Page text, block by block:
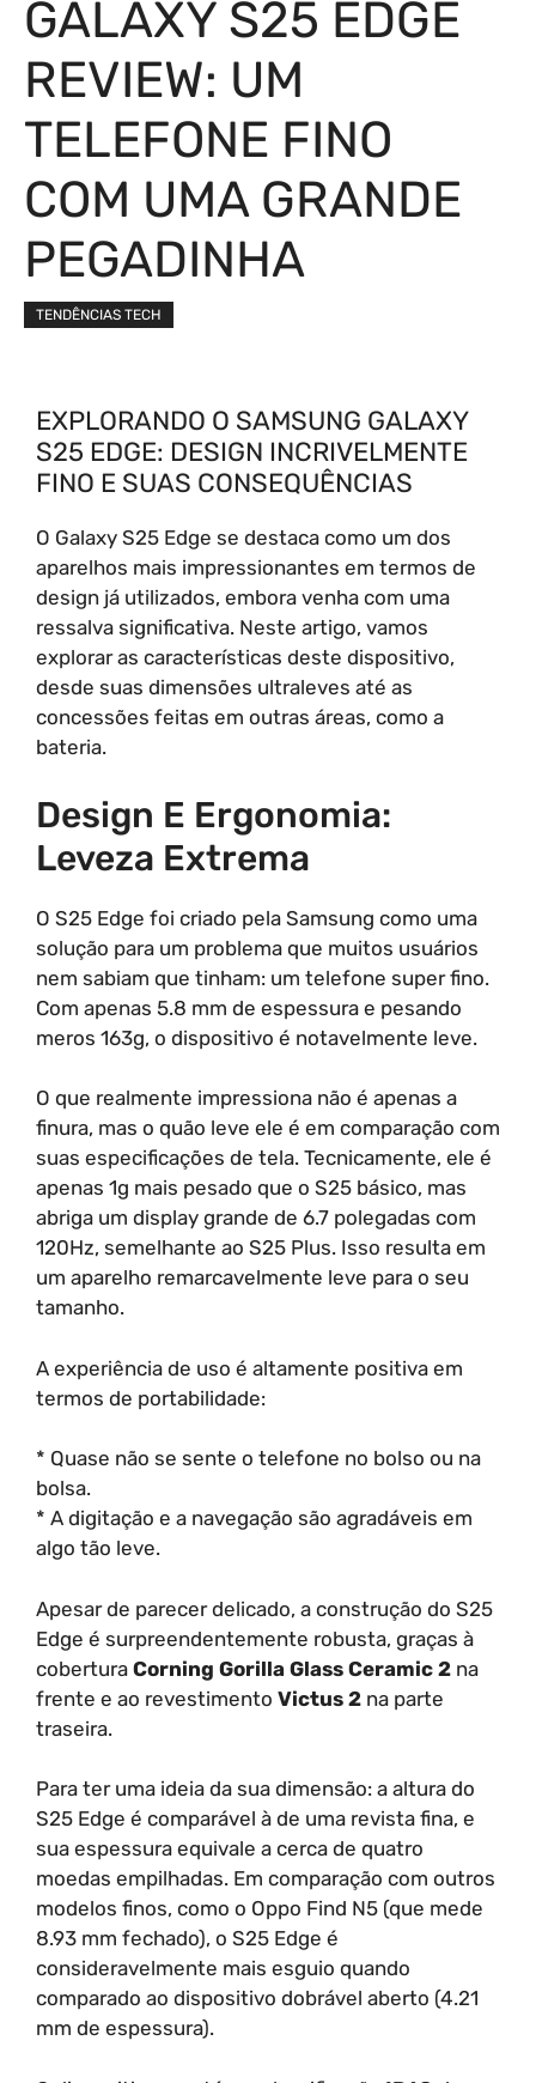
GALAXY S25 EDGE
REVIEW: UM
TELEFONE FINO
COM UMA GRANDE
PEGADINHA
TENDÊNCIAS TECH
EXPLORANDO O SAMSUNG GALAXY
S25 EDGE: DESIGN INCRIVELMENTE
FINO E SUAS CONSEQUÊNCIAS
O Galaxy S25 Edge se destaca como um dos
aparelhos mais impressionantes em termos de
design já utilizados, embora venha com uma
ressalva significativa. Neste artigo, vamos
explorar as características deste dispositivo,
desde suas dimensões ultraleves até as
concessões feitas em outras áreas, como a
bateria.
Design E Ergonomia:
Leveza Extrema
O S25 Edge foi criado pela Samsung como uma
solução para um problema que muitos usuários
nem sabiam que tinham: um telefone super fino.
Com apenas 5.8 mm de espessura e pesando
meros 163g, o dispositivo é notavelmente leve.
O que realmente impressiona não é apenas a
finura, mas o quão leve ele é em comparação com
suas especificações de tela. Tecnicamente, ele é
apenas 1g mais pesado que o S25 básico, mas
abriga um display grande de 6.7 polegadas com
120Hz, semelhante ao S25 Plus. Isso resulta em
um aparelho remarcavelmente leve para o seu
tamanho.
A experiência de uso é altamente positiva em
termos de portabilidade:
* Quase não se sente o telefone no bolso ou na
bolsa.
* A digitação e a navegação são agradáveis em
algo tão leve.
Apesar de parecer delicado, a construção do S25
Edge é surpreendentemente robusta, graças à
cobertura Corning Gorilla Glass Ceramic 2 na
frente e ao revestimento Victus 2 na parte
traseira.
Para ter uma ideia da sua dimensão: a altura do
S25 Edge é comparável à de uma revista fina, e
sua espessura equivale a cerca de quatro
moedas empilhadas. Em comparação com outros
modelos finos, como o Oppo Find N5 (que mede
8.93 mm fechado), o S25 Edge é
consideravelmente mais esguio quando
comparado ao dispositivo dobrável aberto (4.21
mm de espessura).